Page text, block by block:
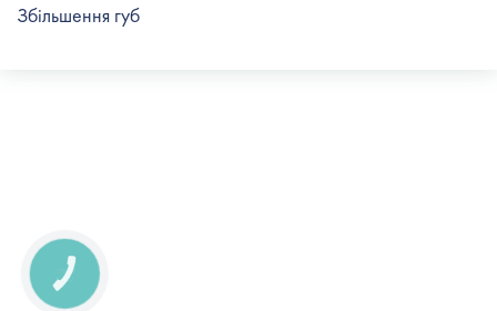
Збільшення губ
КНОПКА
СВЯЗИ